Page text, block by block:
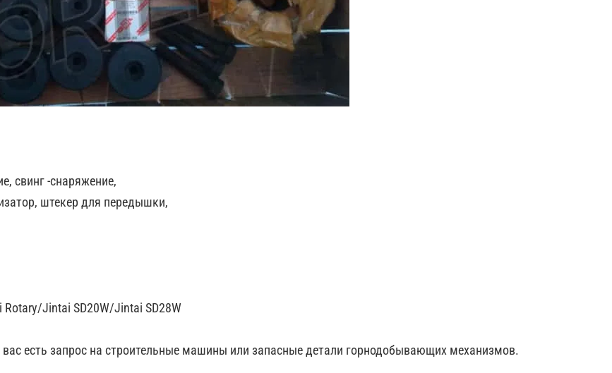
свинг -снаряжение,
штекер для передышки,
Jintai SD20W/Jintai SD28W
есть запрос на строительные машины или запасные детали горнодобывающих механизмов.